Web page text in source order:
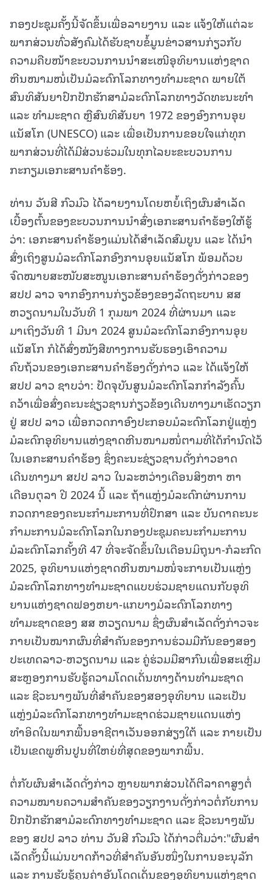
ກອງປະຊຸມຄັ້ງນີ້ຈັດຂຶ້ນເພື່ອລາຍງານ ແລະ ແຈ້ງໃຫ້ແຕ່ລະ
ພາກສ່ວນທົ່ວສັງຄົມໄດ້ຮັບຊາບຂໍ້ມູນຂ່າວສານກ່ຽວກັບ
ຄວາມຄືບໜ້າຂະບວນການນຳສະເໜີອຸທິຍານແຫ່ງຊາດ
ຫີນໜາມໜໍ່ເປັນມໍລະດົກໂລກທາງທຳມະຊາດ ພາຍໃຕ້
ສົນທິສັນຍາປົກປັກຮັກສາມໍລະດົກໂລກທາງວັດທະນະທຳ
ແລະ ທຳມະຊາດ ຫຼືສົນທິສັນຍາ 1972 ຂອງອົງການອຸຍ
ແນັສໂກ (UNESCO) ແລະ ເພື່ອເປັນການຂອບໃຈແກ່ທຸກ
ພາກສ່ວນທີ່ໄດ້ມີສ່ວນຮ່ວມໃນທຸກໄລຍະຂະບວນການ
ກະກຽມເອກະສານຄຳຮ້ອງ.
ທ່ານ ວັນສີ ກົວມົວ ໄດ້ລາຍງານໂດຍຫຍໍ້ເຖິງຜົນສຳເລັດ
ເບື້ອງຕົ້ນຂອງຂະບວນການນຳສົ່ງເອກະສານຄຳຮ້ອງໃຫ້ຮູ້
ວ່າ: ເອກະສານຄຳຮ້ອງແມ່ນໄດ້ສຳເລັດສົມບູນ ແລະ ໄດ້ນຳ
ສົ່ງເຖິງສູນມໍລະດົກໂລກອົງການອຸຍແນັສໂກ ພ້ອມດ້ວຍ
ຈົດໝາຍສະໜັບສະໜູນເອກະສານຄຳຮ້ອງດັ່ງກ່າວຂອງ
ສປປ ລາວ ຈາກອົງການກ່ຽວຂ້ອງຂອງລັດຖະບານ ສສ
ຫວຽດນາມໃນວັນທີ 1 ກຸມພາ 2024 ທີ່ຜ່ານມາ ແລະ
ມາເຖິງວັນທີ 1 ມີນາ 2024 ສູນມໍລະດົກໂລກອົງການອຸຍ
ແນັສໂກ ກໍໄດ້ສົ່ງໜັງສືທາງການຮັບຮອງເອົາຄວາມ
ຄົບຖ້ວນຂອງເອກະສານຄຳຮ້ອງດັ່ງກ່າວ ແລະ ໄດ້ແຈ້ງໃຫ້
ສປປ ລາວ ຊາບວ່າ: ປັດຈຸບັນສູນມໍລະດົກໂລກກຳລັງຄົ້ນ
ຄວ້າເພື່ອສົ່ງຄະນະຊ່ຽວຊານກ່ຽວຂ້ອງເດີນທາງມາເຮັດວຽກ
ຢູ່ ສປປ ລາວ ເພື່ອກວດກາອົງປະກອບມໍລະດົກໂລກຢູ່ແຫຼ່ງ
ມໍລະດົກອຸທິຍານແຫ່ງຊາດຫີນໜາມໜໍ່ຕາມທີ່ໄດ້ກຳນົດໄວ້
ໃນເອກະສານຄຳຮ້ອງ ຊຶ່ງຄະນະຊ່ຽວຊານດັ່ງກ່າວອາດ
ເດີນທາງມາ ສປປ ລາວ ໃນລະຫວ່າງເດືອນສິງຫາ ຫາ
ເດືອນຕຸລາ ປີ 2024 ນີ້ ແລະ ຖ້າແຫຼ່ງມໍລະດົກຜ່ານການ
ກວດກາຂອງຄະນະກຳມະການທີ່ປຶກສາ ແລະ ບັນດາຄະນະ
ກຳມະການມໍລະດົກໂລກໃນກອງປະຊຸມຄະນະກຳມະການ
ມໍລະດົກໂລກຄັ້ງທີ 47 ທີ່ຈະຈັດຂຶ້ນໃນເດືອນມິຖຸນາ-ກໍລະກົດ
2025, ອຸທິຍານແຫ່ງຊາດຫີນໜາມໜໍ່ຈະກາຍເປັນແຫຼ່ງ
ມໍລະດົກໂລກທາງທຳມະຊາດແບບຮ່ວມຊາຍແດນກັບອຸທິ
ຍານແຫ່ງຊາດຟອງຫຍາ-ແກບາງມໍລະດົກໂລກທາງ
ທຳມະຊາດຂອງ ສສ ຫວຽດນາມ ຊຶ່ງຜົນສຳເລັດດັ່ງກ່າວຈະ
ກາຍເປັນໝາກຜົນທີ່ສຳຄັນຂອງການຮ່ວມມືກັນຂອງສອງ
ປະເທດລາວ-ຫວຽດນາມ ແລະ ຄູ່ຮ່ວມມືສາກົນເພື່ອສະເຫຼີມ
ສະຫຼອງການຮັບຮູ້ຄວາມໂດດເດັ່ນທາງດ້ານທຳມະຊາດ
ແລະ ຊີວະນາໆພັນທີ່ສຳຄັນຂອງສອງອຸທິຍານ ແລະເປັນ
ແຫຼ່ງມໍລະດົກໂລກທາງທຳມະຊາດຮ່ວມຊາຍແດນແຫ່ງ
ທຳອິດໃນພາກພື້ນອາຊີຕາເວັນອອກສ່ຽງໃຕ້ ແລະ ກາຍເປັນ
ເປັນເຂດພູຫີນປູນທີ່ໃຫຍ່ທີ່ສຸດຂອງພາກພື້ນ.
ຕໍ່ກັບຜົນສຳເລັດດັ່ງກ່າວ ຫຼາຍພາກສ່ວນໄດ້ຕີລາຄາສູງຕໍ່
ຄວາມໝາຍຄວາມສຳຄັນຂອງວຽກງານດັ່ງກ່າວຕໍ່ກັບການ
ປົກປັກຮັກສາມໍລະດົກທາງທຳມະຊາດ ແລະ ຊີວະນາໆພັນ
ຂອງ ສປປ ລາວ ທ່ານ ວັນສີ ກົວມົວ ໄດ້ກ່າວຕື່ມວ່າ:"ຜົນສໍາ
ເລັດຄັ້ງນີ້ແມ່ນບາດກ້າວທີ່ສຳຄັນອັນໜຶ່ງໃນການອະນຸລັກ
ແລະ ການຮັບຮູ້ຄຸນຄ່າອັນໂດດເດັ່ນຂອງອຸທິຍານແຫ່ງຊາດ